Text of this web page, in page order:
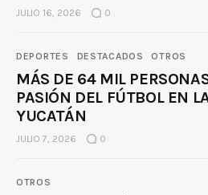
JULIO 16, 2026 0
DEPORTES DESTACADOS OTROS
MÁS DE 64 MIL
PASIÓN DEL FÚTBOL EN
YUCATÁN
JULIO 7, 2026 0
OTROS